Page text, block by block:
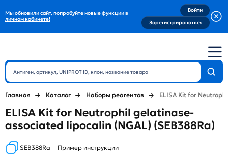
Мы обновили сайт, попробуйте новые функции в
личном кабинете!
Войти
Зарегистрироваться
Главная Каталог Наборы реагентов ELISA Kit for
ELISA Kit for Neutrophil gelatinase-
associated lipocalin (NGAL) (SEB388Ra)
SEB388Ra Пример инструкции